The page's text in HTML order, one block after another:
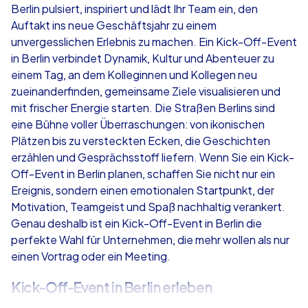
€49,99
iPad Tour
Berlin
1,5-3,0 h 15-1,000
ab €49,99
Krimi iPad
Berlin
Berlin pulsiert, inspiriert und lädt Ihr Team ein, den
Auftakt ins neue Geschäftsjahr zu einem
unvergesslichen Erlebnis zu machen. Ein Kick-Off-Event
in Berlin verbindet Dynamik, Kultur und Abenteuer zu
einem Tag, an dem Kolleginnen und Kollegen neu
zueinanderfinden, gemeinsame Ziele visualisieren und
mit frischer Energie starten. Die Straßen Berlins sind
eine Bühne voller Überraschungen: von ikonischen
Plätzen bis zu versteckten Ecken, die Geschichten
erzählen und Gesprächsstoff liefern. Wenn Sie ein Kick-
Off-Event in Berlin planen, schaffen Sie nicht nur ein
Ereignis, sondern einen emotionalen Startpunkt, der
Motivation, Teamgeist und Spaß nachhaltig verankert.
Genau deshalb ist ein Kick-Off-Event in Berlin die
perfekte Wahl für Unternehmen, die mehr wollen als nur
einen Vortrag oder ein Meeting.
Kick-Off-Event in Berlin erleben